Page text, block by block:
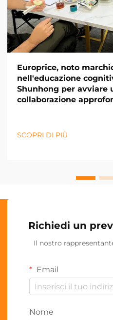
Europrice, noto
nell'educazione
Shunhong per avviare
collaborazione
SCOPRI DI PIÙ
Richiedi un
Il nostro
Email
Nome